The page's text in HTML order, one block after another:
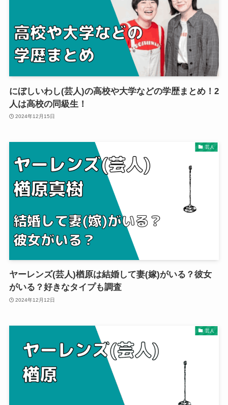
にぼしいわし(芸人)の高校や大学などの学歴まとめ！2
人は高校の同級生！
2024年12月15日
芸人
ヤーレンズ(芸人)楢原は結婚して妻(嫁)がいる？彼女
がいる？好きなタイプも調査
2024年12月12日
芸人